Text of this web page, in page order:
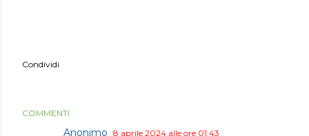
Condividi
COMMENTI
Anonimo 8 aprile 2024 alle ore 01:43